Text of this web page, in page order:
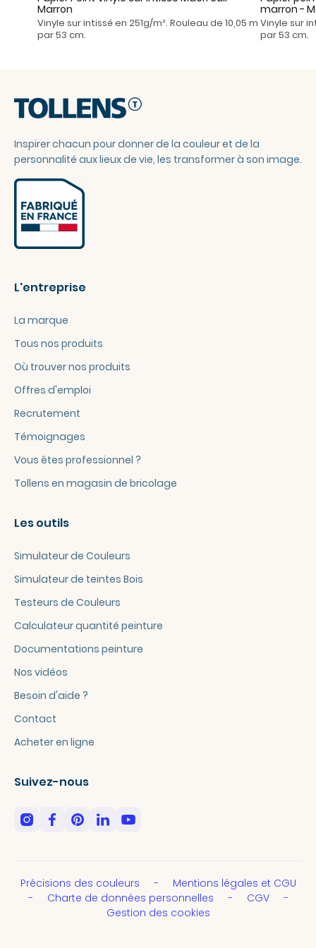
Marron
Vinyle sur intissé en 251g/m². Rouleau de 10,05 m
par 53 cm.
marron -
Vinyle sur
par 53 cm.
Inspirer chacun pour donner de la couleur et de la
personnalité aux lieux de vie, les transformer à son image.
L'entreprise
La marque
Tous nos produits
Où trouver nos produits
Offres d'emploi
Recrutement
Témoignages
Vous êtes professionnel ?
Tollens en magasin de bricolage
Les outils
Simulateur de Couleurs
Simulateur de teintes Bois
Testeurs de Couleurs
Calculateur quantité peinture
Documentations peinture
Nos vidéos
Besoin d'aide ?
Contact
Acheter en ligne
Suivez-nous
Précisions des couleurs
Mentions légales et CGU
Charte de données personnelles
CGV
Gestion des cookies